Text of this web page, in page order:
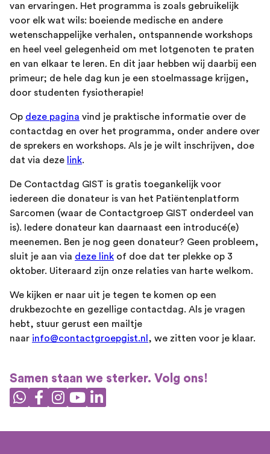
van ervaringen. Het programma is zoals gebruikelijk
voor elk wat wils: boeiende medische en andere
wetenschappelijke verhalen, ontspannende workshops
en heel veel gelegenheid om met lotgenoten te praten
en van elkaar te leren. En dit jaar hebben wij daarbij een
primeur; de hele dag kun je een stoelmassage krijgen,
door studenten fysiotherapie!
Op deze pagina vind je praktische informatie over de
contactdag en over het programma, onder andere over
de sprekers en workshops. Als je je wilt inschrijven, doe
dat via deze link.
De Contactdag GIST is gratis toegankelijk voor
iedereen die donateur is van het Patiëntenplatform
Sarcomen (waar de Contactgroep GIST onderdeel van
is). Iedere donateur kan daarnaast een introducé(e)
meenemen. Ben je nog geen donateur? Geen probleem,
sluit je aan via deze link of doe dat ter plekke op 3
oktober. Uiteraard zijn onze relaties van harte welkom.
We kijken er naar uit je tegen te komen op een
drukbezochte en gezellige contactdag. Als je vragen
hebt, stuur gerust een mailtje
naar info@contactgroepgist.nl , we zitten voor je klaar.
Samen staan we sterker. Volg ons!